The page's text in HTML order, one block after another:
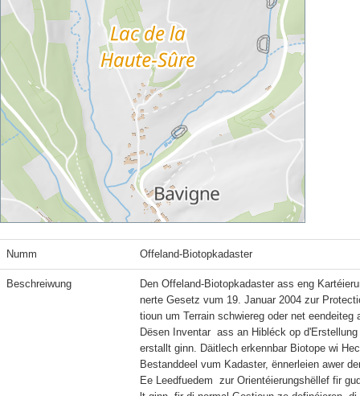
Numm Offeland-Biotopkadaster
Beschreiwung
Den Offeland-Biotopkadaster ass eng
nerte Gesetz vum 19. Januar 2004 zur
tioun um Terrain schwiereg oder net eendeiteg
Dësen Inventar  ass an Hibléck op
erstallt ginn. Däitlech erkennbar Biotope wi
Bestanddeel vum Kadaster, ënnerleien awer
Ee Leedfuedem  zur Orientéierungshëllef fir